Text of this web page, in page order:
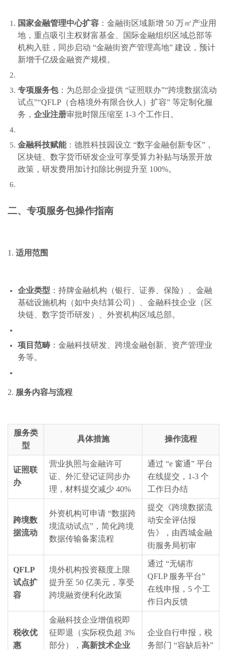
国家金融管理中心扩容 ：金融街区域新增 50 万㎡产业用
地，重点吸引主权财富基金、国际金融组织区域总部等
机构入驻，同步启动 “金融街资产管理高地” 建设，预计
新增千亿级金融资产规模。
专项服务包：为总部企业提供 “证照联办”“跨境数据流动
试点”“QFLP（合格境外有限合伙人）扩容” 等定制化服
务， 企业注册审批时限压缩至 1-3 个工作日。
金融科技赋能：德胜科技园设立 “数字金融创新专区”，
区块链、数字货币研发企业可享受算力补贴与场景开放
政策，研发费用加计扣除比例提升至 100%。
二、专项服务包操作指南
1. 适用范围
企业类型 ：持牌金融机构（银行、证券、保险）、金融
基础设施机构（如中央结算公司）、金融科技企业（区
块链、数字货币研发）、外资机构区域总部。
项目范畴 ：金融科技研发、跨境金融创新、资产管理业
务等。
2. 服务内容与流程
服务类
型
具体措施 操作流程
证照联
办
营业执照与金融许可
证、外汇登记证同步办
理，材料提交减少 40%
通过 “e 窗通” 平台
在线提交，1-3 个
工作日办结
跨境数
据流动
外资机构可申请 “数据跨
境流动试点”，简化跨境
数据传输备案流程
提交《跨境数据流
动安全评估报
告》，由西城金融
街服务局初审
QFLP
试点扩
容
境外机构投资额度上限
提升至 50 亿美元，享受
跨境融资便利化政策
通过 “无锡市
QFLP 服务平台”
在线申报，5 个工
作日内反馈
税收优
惠
金融科技企业增值税即
征即退（实际税负超 3%
部分）， 高新技术企业
企业自行申报，税
务部门 “容缺后补”